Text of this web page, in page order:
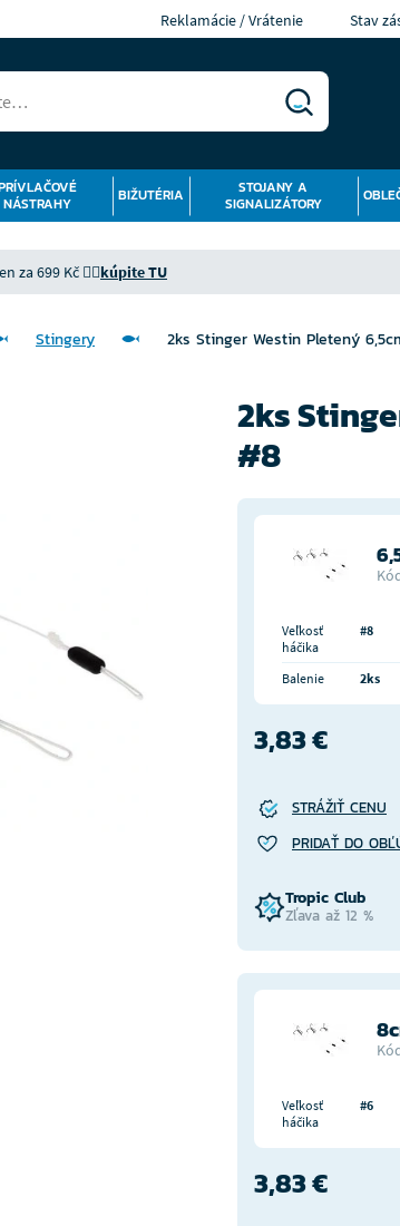
Reklamácie / Vrátenie Stav
NÁSTRAHY
BIŽUTÉRIA
STOJANY A
SIGNALIZÁTORY
za 699 Kč 👉🏻kúpite TU
Stingery 2ks Stinger Westin Pletený
2ks
#8
Veľkosť
háčika
#8
Balenie 2ks
3,83 €
STRÁŽIŤ CENU
PRIDAŤ DO
Tropic Club
Zľava až 12 %
Veľkosť
háčika
#6
3,83 €